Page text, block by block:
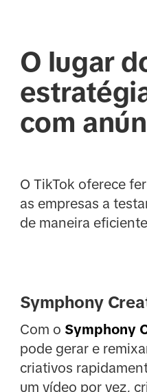
O lugar
com
O TikTok oferece
as empresas a
de maneira
Symphony
Com o Symphony
pode gerar e
criativos
um vídeo por vez,